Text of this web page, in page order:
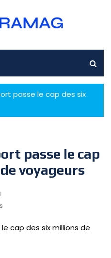
passe le cap des six
passe le cap
voyageurs